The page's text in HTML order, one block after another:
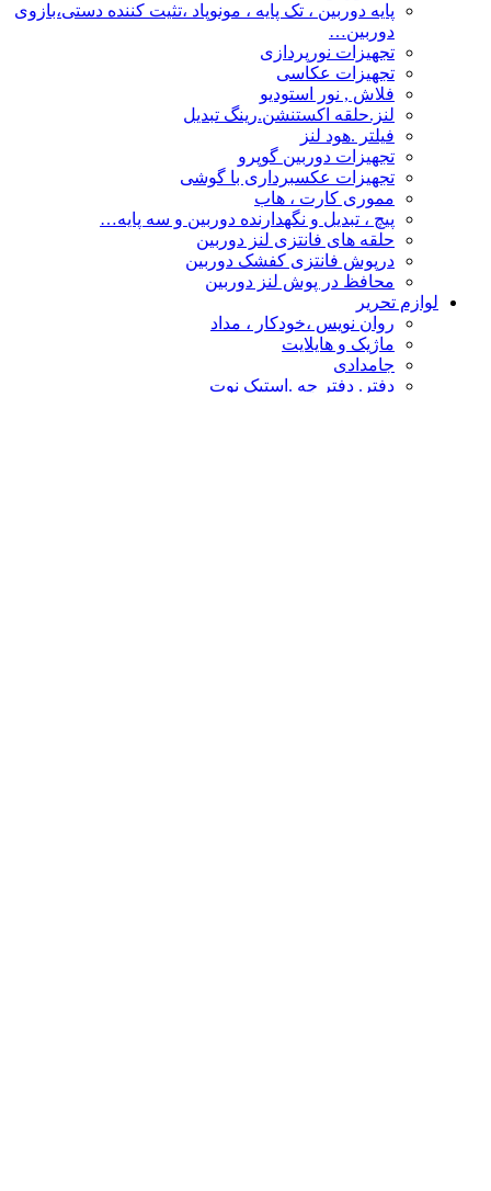
پایه دوربین ، تک پایه ، مونوپاد ،تثیت کننده دستی،بازوی
دوربین…
تجهیزات نورپردازی
تجهیزات عکاسی
فلاش , نور استودیو
لنز.حلقه اکستنشن.رینگ تبدیل
فیلتر .هود لنز
تجهیزات دوربین گوپرو
تجهیزات عکسبرداری با گوشی
مموری کارت ، هاب
پیچ ، تبدیل و نگهدارنده دوربین و سه پایه…
حلقه های فانتزی لنز دوربین
درپوش فانتزی کفشک دوربین
محافظ در پوش لنز دوربین
لوازم تحریر
روان نویس ،خودکار ، مداد
ماژیک و هایلایت
جامدادی
دفتر. دفتر چه .استیک نوت